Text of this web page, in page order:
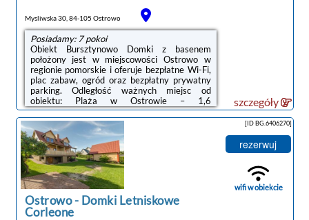
Mysliwska 30, 84-105 Ostrowo
Posiadamy: 7 pokoi
Obiekt Bursztynowo Domki z basenem
położony jest w miejscowości Ostrowo w
regionie pomorskie i oferuje bezpłatne Wi-Fi,
plac zabaw, ogród oraz bezpłatny prywatny
parking. Odległość ważnych miejsc od
obiektu: Plaża w Ostrowie – 1,6
km.Wszystkie opcje zakwaterowania mają
taras, kuchnię z lodówką, jadalnię oraz
prywatną łazienkę wyposażoną w prysznic i
suszarkę do włosów. Do dyspozycji Gości jest
też telewizor z płaskim ekranem.
Wyposażenie obejmuje także płytę kuchenną
i czajnik.Obiekt dysponuje sprzętem do
grillowania.W obiekcie Goście mogą grać w
tenisa stołowego. ...
szczegóły
Ostrowo- Domki Letniskowe
Corleone
[ID BG.6406270]
rezerwuj
wifi w obiekcie